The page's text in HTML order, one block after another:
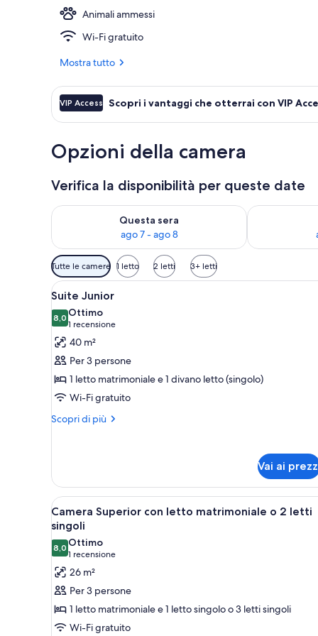
Animali ammessi
Wi-Fi gratuito
Mostra tutto
VIP Access Scopri i vantaggi che otterrai con VIP
Opzioni della camera
Verifica la disponibilità per queste date
Questa sera
ago 7 - ago 8
Verifica la disponibilità per questa sera, ago 7 - ago 8
Verifica la
Filtri
disponibili
per
le
camere
Tutte le camere 1 letto 2 letti 3+ letti
Apri
tutte
le
foto
per
Suite
Junior
Una camera d'albergo
8
Suite Junior
8,08,0 su 10
Ottimo
1 recensione
(1
recensione)
40 m²
Per 3 persone
1 letto matrimoniale e 1 divano letto (singolo)
Wi-Fi gratuito
Scopri di più
Altri
Vai ai
Apri
tutte
le
foto
per
Camera
Superior
con
Un letto ben rifatto con
6
Camera Superior con letto matrimoniale o 2 letti
singoli
8,08,0 su 10
Ottimo
1 recensione
(1
recensione)
26 m²
Per 3 persone
1 letto matrimoniale e 1 letto singolo o 3 letti singoli
Wi-Fi gratuito